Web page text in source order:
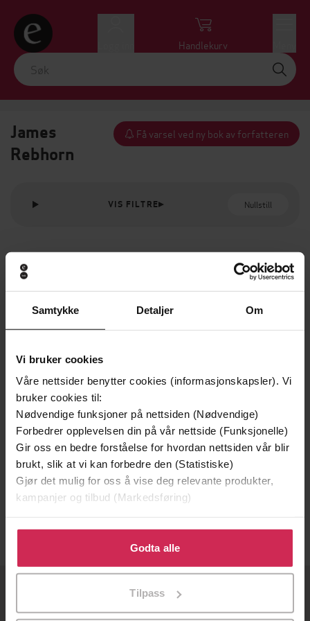
Samtykke Detaljer Om
Vi bruker cookies
Våre nettsider benytter cookies (informasjonskapsler). Vi
bruker cookies til:
Nødvendige funksjoner på nettsiden (Nødvendige)
Forbedrer opplevelsen din på vår nettside (Funksjonelle)
Gir oss en bedre forståelse for hvordan nettsiden vår blir
brukt, slik at vi kan forbedre den (Statistiske)
Gjør det mulig for oss å vise deg relevante produkter,
kampanjer og tilbud (Markedsføring)
Klikk på «Godta alle» for å gi oss ditt samtykke til å
bruke cookies for alle disse formålene. Du kan også
tilpasse ditt samtykke til spesifikke formål ved å klikke
Godta alle
Tilpass
Handlekurv
James
Rebhorn
Få varsel ved ny bok av forfatteren
VIS FILTRE Nullstill
378,-
From a Buick 8
Stephen King